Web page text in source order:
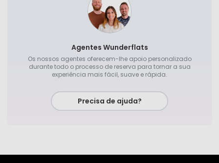
Agentes Wunderflats
Os nossos agentes oferecem-lhe apoio personalizado
durante todo o processo de reserva para tornar a sua
experiência mais fácil, suave e rápida.
Precisa de ajuda?